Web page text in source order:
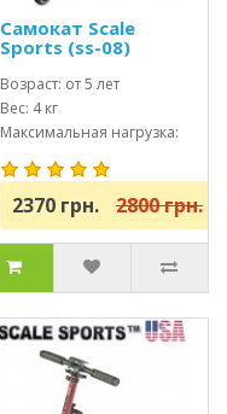
Самокат Scale
Sports (ss-08)
фонарик
Возраст: от 5 лет
Вес: 4 кг
Максимальная нагрузка:
до 100 кг
2370 грн. 2800 грн.